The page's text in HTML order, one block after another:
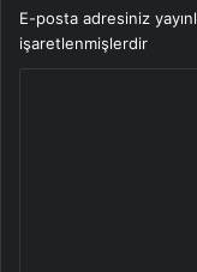
E-posta adresiniz
işaretlenmişlerdir